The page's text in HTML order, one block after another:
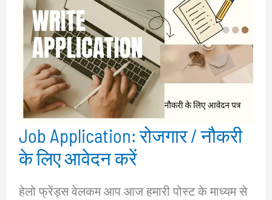
Job Application: रोजगार / नौकरी
के लिए आवेदन करें
हेलो फ्रेंड्स वेलकम आप आज हमारी पोस्ट के माध्यम से